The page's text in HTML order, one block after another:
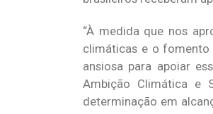
“À medida que nos
climáticas e o fomento
ansiosa para apoiar
Ambição Climática e
determinação em